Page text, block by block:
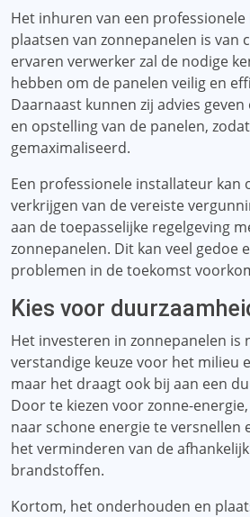
Het inhuren van een
plaatsen van zonnepanelen is van
ervaren verwerker zal de nodige
hebben om de panelen veilig en
Daarnaast kunnen zij advies
en opstelling van de panelen,
gemaximaliseerd.
Een professionele installateur kan
verkrijgen van de vereiste
aan de toepasselijke regelgeving
zonnepanelen. Dit kan veel gedoe
problemen in de toekomst
Kies voor
Het investeren in zonnepanelen is
verstandige keuze voor het milieu
maar het draagt ​​ook bij aan een
Door te kiezen voor zonne-
naar schone energie te versnellen
het verminderen van de
brandstoffen.
Kortom, het onderhouden en